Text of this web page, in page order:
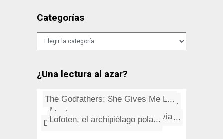
Categorías
Categorías
¿Una lectura al azar?
Las melodías de presentación...
Dios libre a Internet de nuevo...
Spam, aprendiendo a convivir c...
Mercenarios románticos, revol...
La biblioteca del Hermano Temb...
La honorabilidad del pintor de...
Paseando por Segovia
The Godfathers: She Gives Me L...
Lofoten, el archipiélago pola...